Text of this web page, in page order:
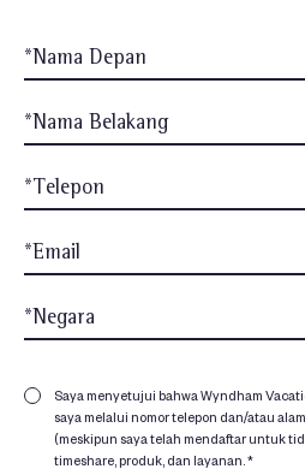
Saya menyetujui bahwa Wyndham
saya melalui nomor telepon dan/atau
(meskipun saya telah mendaftar untuk
timeshare, produk, dan layanan. *